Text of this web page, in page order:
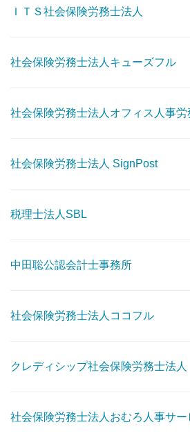
ＩＴＳ社会保険労務士法人
社会保険労務士法人キューズフル
社会保険労務士法人オフィス人事労
社会保険労務士法人 SignPost
税理士法人SBL
中田聡公認会計士事務所
社会保険労務士法人ココフル
クレディシップ社会保険労務士法人
社会保険労務士法人おむろ人事サー